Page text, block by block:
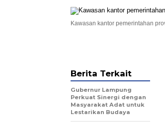
Kawasan kantor pemerintahan
Berita Terkait
Gubernur Lampung
Perkuat Sinergi dengan
Masyarakat Adat untuk
Lestarikan Budaya